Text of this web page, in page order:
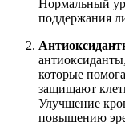
Нормальный
поддержания
которые
защищают
Улучшение
повышению